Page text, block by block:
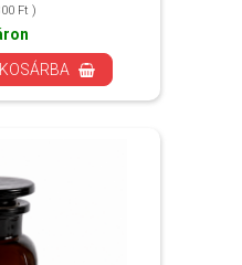
Ft )
KOSÁRBA